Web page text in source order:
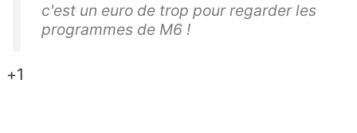
c'est un euro de trop pour regarder les
programmes de M6 !
+1